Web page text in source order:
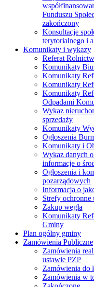
Funduszu
zakończony
Konsultacje
terytorialnego i
Komunikaty i wykazy
Referat
Komunikaty
Komunikaty
Komunikaty
Komunikaty
Odpadami
Wykaz
sprzedaży
Komunikaty
Ogłoszenia
Komunikaty i
Wykaz danych
informacje o
Ogłoszenia i
pozarządowych
Informacja o
Strefy
Zakup węgla
Komunikaty
Gminy
Plan ogólny gminy
Zamówienia Publiczne
Zamówienia
ustawie PZP
Zamówienia do
Zamówienia w